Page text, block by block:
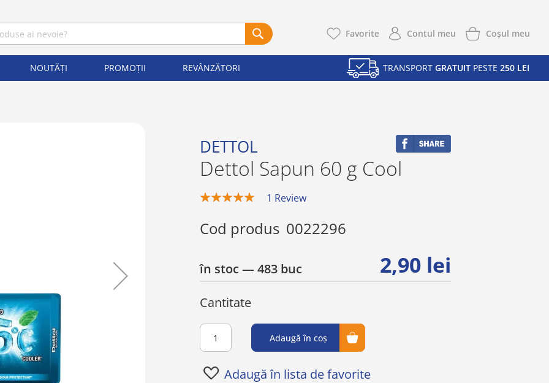
Favorite Contul meu Coşul meu
NOUTĂȚI PROMOȚII REVÂNZĂTORI TRANSPORT GRATUIT PESTE 250 LEI
DETTOL
Dettol Sapun 60 g Cool
1 Review
în stoc — 483 buc
Cod produs 0022296
2,90 lei
Cantitate
Adaugă în coș
Adaugă în lista de favorite